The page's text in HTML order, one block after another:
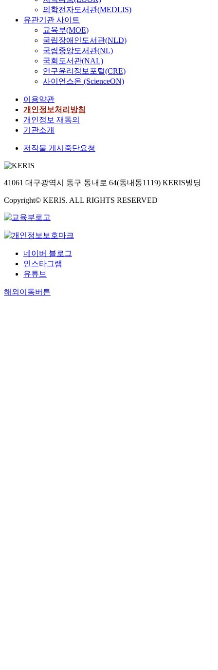
의학전자도서관(MEDLIS)
유관기관 사이트
교육부(MOE)
국립장애인도서관(NLD)
국립중앙도서관(NL)
국회도서관(NAL)
연구윤리정보포털(CRE)
사이언스온 (ScienceON)
이용약관
개인정보처리방침
개인정보 재동의
기관소개
저작물 게시중단요청
41061 대구광역시 동구 동내로 64(동내동1119) KERIS빌딩
Copyright© KERIS. ALL RIGHTS RESERVED
네이버 블로그
인스타그램
유튜브
해외이동버튼